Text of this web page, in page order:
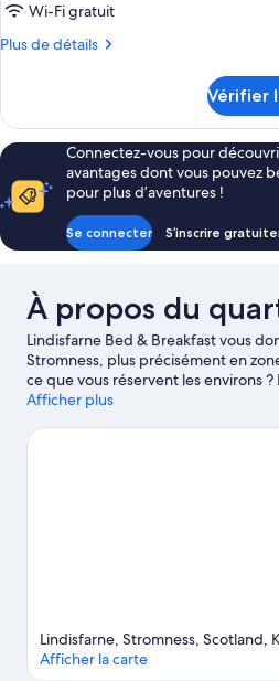
Wi-Fi gratuit
Plus de détails
Plus
le
type
de
chambre
Chambre
lits
Vérifier
Connectez-vous pour
avantages dont vous pouvez
pour plus d’aventures !
Se connecter S’inscrire
À propos du
Lindisfarne Bed & Breakfast vous
Stromness, plus précisément en
ce que vous réservent les environs
célèbres Pierres levées de Stenness
locale auprès des magnifiques
Afficher plus
Lindisfarne, Stromness, Scotland,
Afficher la carte